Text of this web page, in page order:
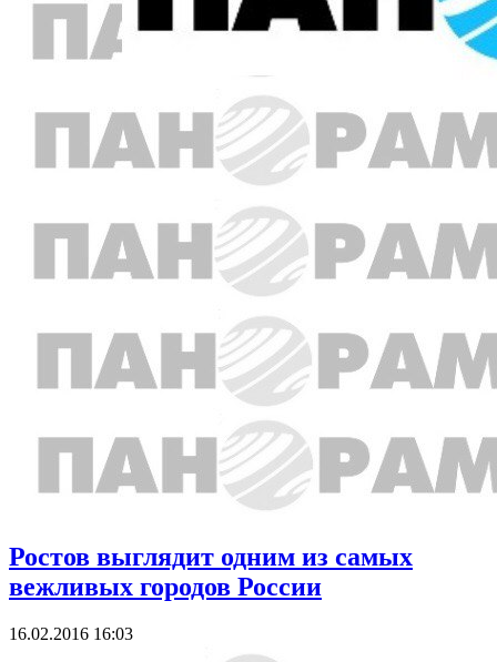
Ростов выглядит одним из самых
вежливых городов России
16.02.2016 16:03